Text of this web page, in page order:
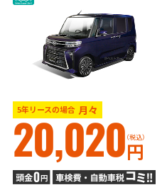
5年リースの場合 月々
20,020円
（税込）